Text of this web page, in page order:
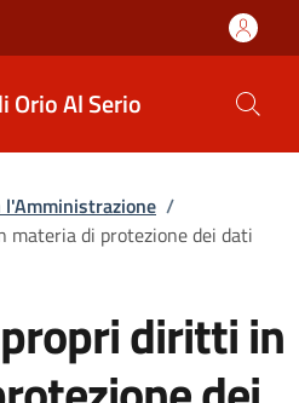
Orio Al Serio
l'Amministrazione /
di protezione dei dati
diritti in